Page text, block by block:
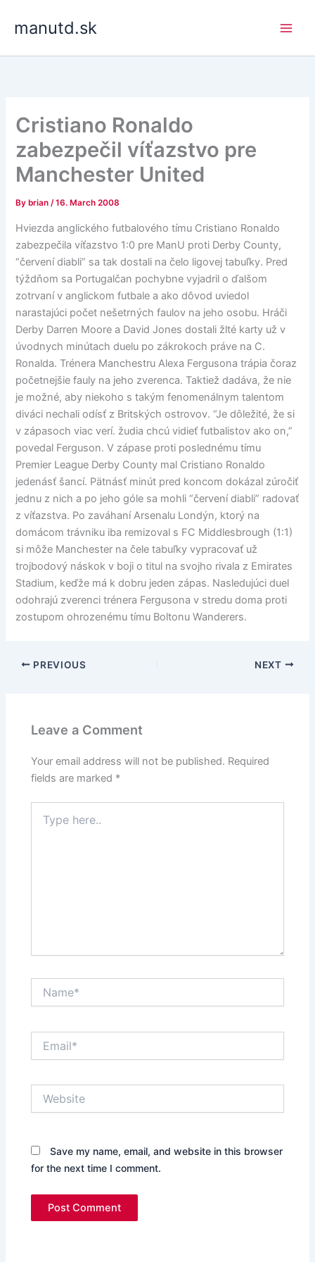
manutd.sk
Cristiano Ronaldo
zabezpečil víťazstvo pre
Manchester United
By brian/16. March 2008
Hviezda anglického futbalového tímu Cristiano Ronaldo
zabezpečila víťazstvo 1:0 pre ManU proti Derby County,
“červení diabli” sa tak dostali na čelo ligovej tabuľky. Pred
týždňom sa Portugalčan pochybne vyjadril o ďalšom
zotrvaní v anglickom futbale a ako dôvod uviedol
narastajúci počet nešetrných faulov na jeho osobu. Hráči
Derby Darren Moore a David Jones dostali žlté karty už v
úvodnych minútach duelu po zákrokoch práve na C.
Ronalda. Trénera Manchestru Alexa Fergusona trápia čoraz
početnejšie fauly na jeho zverenca. Taktiež dadáva, že nie
je možné, aby niekoho s takým fenomenálnym talentom
diváci nechali odísť z Britských ostrovov. “Je dôležité, že si
v zápasoch viac verí. žudia chcú vidieť futbalistov ako on,”
povedal Ferguson. V zápase proti poslednému tímu
Premier League Derby County mal Cristiano Ronaldo
jedenásť šancí. Pätnásť minút pred koncom dokázal zúročiť
jednu z nich a po jeho góle sa mohli “červení diabli” radovať
z víťazstva. Po zaváhaní Arsenalu Londýn, ktorý na
domácom trávniku iba remizoval s FC Middlesbrough (1:1)
si môže Manchester na čele tabuľky vypracovať už
trojbodový náskok v boji o titul na svojho rivala z Emirates
Stadium, keďže má k dobru jeden zápas. Nasledujúci duel
odohrajú zverenci trénera Fergusona v stredu doma proti
zostupom ohrozenému tímu Boltonu Wanderers.
PREVIOUS NEXT
Leave a Comment
Your email address will not be published. Required
fields are marked *
here..
Save my name, email, and website in this browser
for the next time I comment.